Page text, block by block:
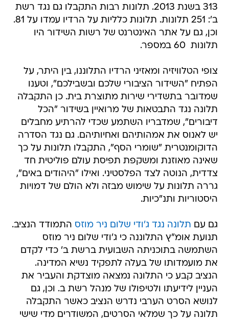
313 בשנת 2013. תלונות רבות התקבלו גם נגד רשת
ב': 251 תלונות. תלונות כלליות על הרדיו עמדו על 81.
וכן, גם על אתר האינטרנט של רשות השידור היו
תלונות  60 במספר.
צופי הטלוויזיה ומאזיני הרדיו התלוננו, בין היתר, על
הפתיח "השידור הציבורי שלכם ובשבילכם", וטענו
שמדובר בתשדירי שירות מתוצרת בית. כן התקבלה
תלונה נגד התבטאות של מרואיין בשידור "הכל
דיבורים", שמדבריו השתמע שכדי להרתיע מחבלים
יש לאנוס את אמהותיהם ואחיותיהם. גם נגד הסדרה
הדוקומנטרית "שומרי הסף", התקבלו תלונות על כך
שאינה מאוזנת ומשקפת תפיסת עולם פוליטית חד
צדדית, הנוטה לצד הפלסטיני. ואילו "היהודים באים",
גררה תלונות על שימוש מבזה ולא הולם של דמויות
היסטוריות ותנ"כיות.
גם עם תלונה נגד ג'ודי שלום ניר מוזס התמודד הנציב.
תנועת אומ"ץ התלוננה כי ג'ודי שלום ניר מוזס
השתמשה בתוכניתה השבועית ברשת ב' כדי לקדם
את מועמדותו של בעלה לתפקיד נשיא המדינה.
הנציב קבע כי התלונה נמצאה מוצדקת והעביר את
העניין לידיעתו ולטיפולו של מנהל רשת ב. וכן, גם
לנושא הסרט הערבי נדרש הנציב כאשר התקבלה
תלונה על כך שמלאי הסרטים, המשודרים מדי שישי